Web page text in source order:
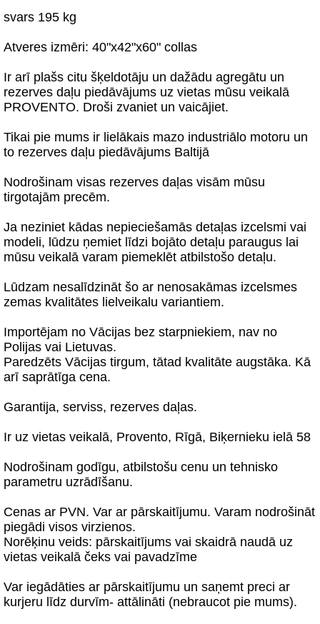
svars 195 kg
Atveres izmēri: 40"x42"x60" collas
Ir arī plašs citu šķeldotāju un dažādu agregātu un
rezerves daļu piedāvājums uz vietas mūsu veikalā
PROVENTO. Droši zvaniet un vaicājiet.
Tikai pie mums ir lielākais mazo industriālo motoru un
to rezerves daļu piedāvājums Baltijā
Nodrošinam visas rezerves daļas visām mūsu
tirgotajām precēm.
Ja neziniet kādas nepieciešamās detaļas izcelsmi vai
modeli, lūdzu ņemiet līdzi bojāto detaļu paraugus lai
mūsu veikalā varam piemeklēt atbilstošo detaļu.
Lūdzam nesalīdzināt šo ar nenosakāmas izcelsmes
zemas kvalitātes lielveikalu variantiem.
Importējam no Vācijas bez starpniekiem, nav no
Polijas vai Lietuvas.
Paredzēts Vācijas tirgum, tātad kvalitāte augstāka. Kā
arī saprātīga cena.
Garantija, serviss, rezerves daļas.
Ir uz vietas veikalā, Provento, Rīgā, Biķernieku ielā 58
Nodrošinam godīgu, atbilstošu cenu un tehnisko
parametru uzrādīšanu.
Cenas ar PVN. Var ar pārskaitījumu. Varam nodrošināt
piegādi visos virzienos.
Norēķinu veids: pārskaitījums vai skaidrā naudā uz
vietas veikalā čeks vai pavadzīme
Var iegādāties ar pārskaitījumu un saņemt preci ar
kurjeru līdz durvīm- attālināti (nebraucot pie mums).